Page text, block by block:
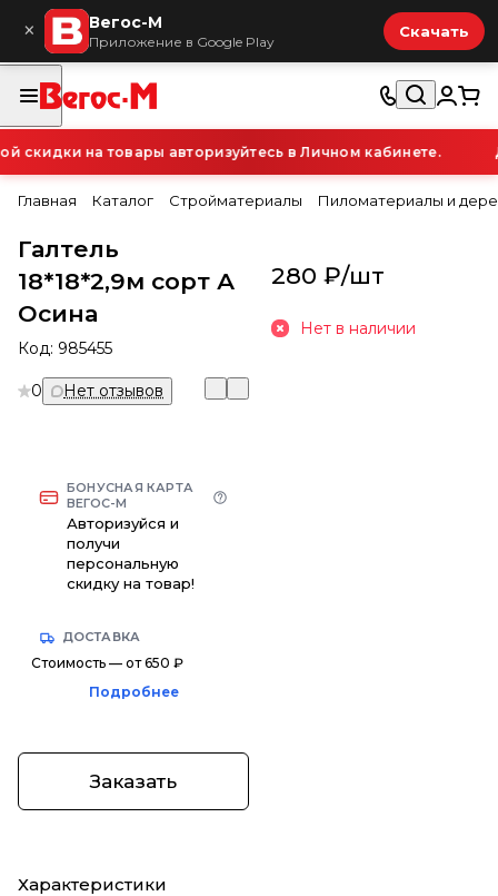
× Вегос-М
Приложение в Google Play
Скачать
на товары авторизуйтесь в Личном кабинете.
Главная Каталог Стройматериалы Пиломатериалы и
Галтель
18*18*2,9м сорт А
Осина
Код: 985455
0 Нет отзывов
БОНУСНАЯ КАРТА
ВЕГОС-М
Авторизуйся и
получи
персональную
скидку на товар!
ДОСТАВКА
Стоимость — от 650 ₽
Подробнее
Заказать
Характеристики
280 ₽/шт
Нет в наличии